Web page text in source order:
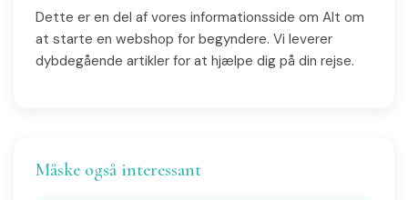
Dette er en del af vores informationsside om Alt om
at starte en webshop for begyndere. Vi leverer
dybdegående artikler for at hjælpe dig på din rejse.
Måske også interessant